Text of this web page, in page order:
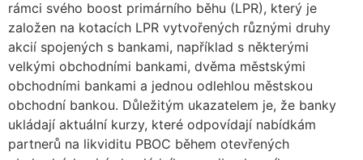
rámci svého boost primárního běhu (LPR), který je
založen na kotacích LPR vytvořených různými druhy
akcií spojených s bankami, například s některými
velkými obchodními bankami, dvěma městskými
obchodními bankami a jednou odlehlou městskou
obchodní bankou. Důležitým ukazatelem je, že banky
ukládají aktuální kurzy, které odpovídají nabídkám
partnerů na likviditu PBOC během otevřených